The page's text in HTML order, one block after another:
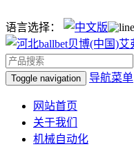
语言选择：
Toggle navigation 导航菜单
网站首页
关于我们
机械自动化